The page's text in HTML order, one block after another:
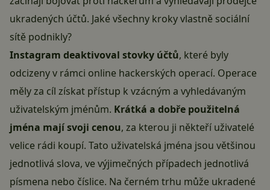
ukradených účtů. Jaké všechny kroky vlastně sociální
sítě podnikly?
Instagram deaktivoval stovky účtů, které byly
odcizeny v rámci online hackerských operací. Operace
měly za cíl získat přístup k vzácným a vyhledávaným
uživatelským jménům. Krátká a dobře použitelná
jména mají svoji cenou, za kterou ji někteří uživatelé
velice rádi koupí. Tato uživatelská jména jsou většinou
jednotlivá slova, ve výjimečných případech jednotlivá
písmena nebo číslice. Na černém trhu může ukradené